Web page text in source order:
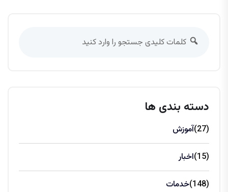
دسته بندی ها
آموزش (27)
اخبار (15)
خدمات (148)